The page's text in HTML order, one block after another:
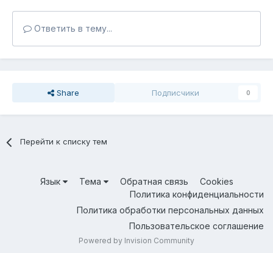
Ответить в тему...
Share Подписчики 0
Перейти к списку тем
Язык Тема Обратная связь
Cookies
Политика конфиденциальности
Политика обработки персональных данных
Пользовательское соглашение
Powered by Invision Community